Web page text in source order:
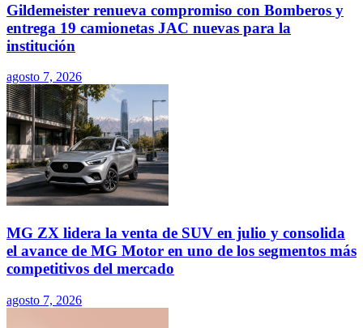
Gildemeister renueva compromiso con Bomberos y
entrega 19 camionetas JAC nuevas para la
institución
agosto 7, 2026
MG ZX lidera la venta de SUV en julio y consolida
el avance de MG Motor en uno de los segmentos más
competitivos del mercado
agosto 7, 2026